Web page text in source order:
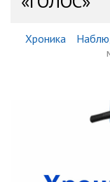
Хроника